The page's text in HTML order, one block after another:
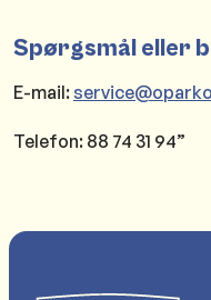
Spørgsmål eller
E-mail:
Telefon: 88 74 31 94”